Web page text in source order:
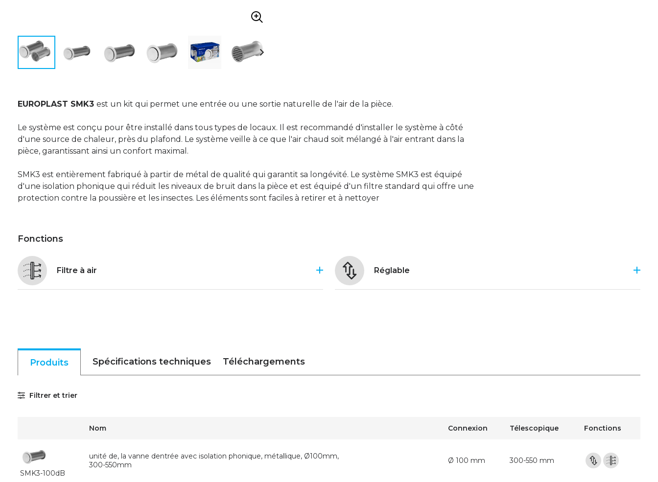
EUROPLAST SMK3 est un kit qui permet une entrée ou une sortie naturelle de l'air de la pièce.
Le système est conçu pour être installé dans tous types de locaux. Il est recommandé d'installer le système à côté
d'une source de chaleur, près du plafond. Le système veille à ce que l'air chaud soit mélangé à l'air entrant dans la
pièce, garantissant ainsi un confort maximal.
SMK3 est entièrement fabriqué à partir de métal de qualité qui garantit sa longévité. Le système SMK3 est équipé
d'une isolation phonique qui réduit les niveaux de bruit dans la pièce et est équipé d'un filtre standard qui offre une
protection contre la poussière et les insectes. Les éléments sont faciles à retirer et à nettoyer
Fonctions
Filtre à air Réglable
Produits Spécifications techniques Téléchargements
Filtrer et trier
Nom Connexion Télescopique Fonctions
SMK3-100dB
unité de, la vanne dentrée avec isolation phonique, métallique, Ø100mm,
300-550mm
Ø 100 mm 300-550 mm